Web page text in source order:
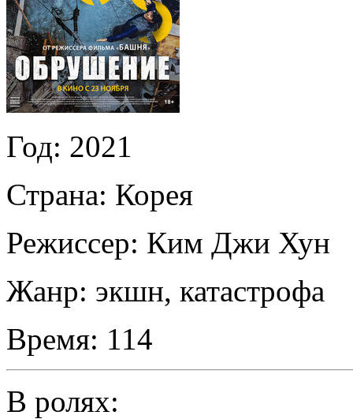
Год: 2021
Страна: Корея
Режиссер: Ким Джи Хун
Жанр: экшн, катастрофа
Время: 114
В ролях: